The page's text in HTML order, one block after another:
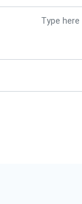
Type